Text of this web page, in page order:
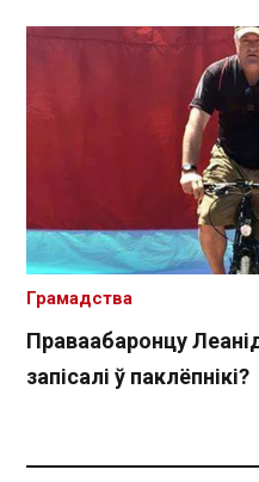
Праваабаронцу
запісалі ў паклёпнікі?
Грамадства